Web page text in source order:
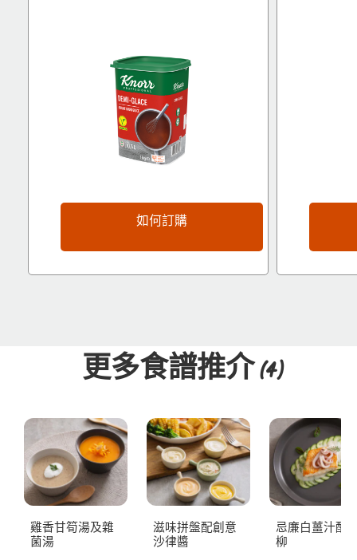
如何訂購
更多食譜推介(4)
雞香甘筍湯及雜
菌湯
滋味拼盤配創意
沙律醬
忌廉白薑汁配
柳